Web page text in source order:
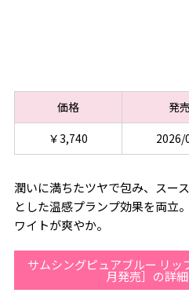
価格 発
￥3,740
2026/
潤いに満ちたツヤで包み、スー
とした温感プランプ効果を両立
ワイトが爽やか。
サムシングピュアブルー リッ
月発売］の詳